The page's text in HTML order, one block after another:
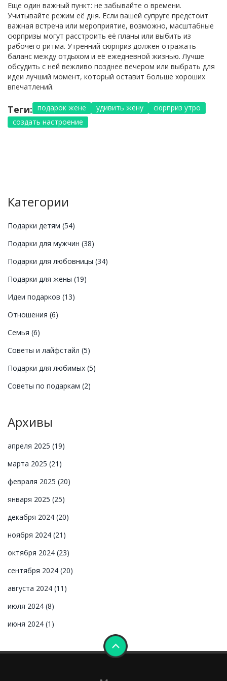
Еще один важный пункт: не забывайте о времени.
Учитывайте режим её дня. Если вашей супруге предстоит
важная встреча или мероприятие, возможно, масштабные
сюрпризы могут расстроить её планы или выбить из
рабочего ритма. Утренний сюрприз должен отражать
баланс между отдыхом и её ежедневной жизнью. Лучше
обсудить с ней вежливо позднее вечером или выбрать для
идеи лучший момент, который оставит больше хороших
впечатлений.
Теги: подарок жене удивить жену
сюрприз утро
создать настроение
Категории
Подарки детям (54)
Подарки для мужчин (38)
Подарки для любовницы (34)
Подарки для жены (19)
Идеи подарков (13)
Отношения (6)
Семья (6)
Советы и лайфстайл (5)
Подарки для любимых (5)
Советы по подаркам (2)
Архивы
апреля 2025 (19)
марта 2025 (21)
февраля 2025 (20)
января 2025 (25)
декабря 2024 (20)
ноября 2024 (21)
октября 2024 (23)
сентября 2024 (20)
августа 2024 (11)
июля 2024 (8)
июня 2024 (1)